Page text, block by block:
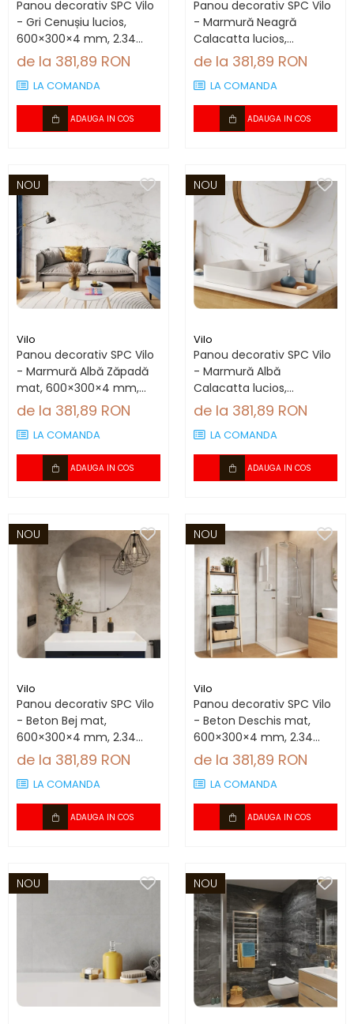
Panou decorativ SPC Vilo
- Gri Cenușiu lucios,
600×300×4 mm, 2.34
mp/cutie (13 panouri)
de la 381,89 RON
LA COMANDA
ADAUGA IN COS
Panou decorativ SPC Vilo
- Marmură Neagră
Calacatta lucios,
600×300×4 mm, 2.34
mp/cutie (13 panouri)
de la 381,89 RON
LA COMANDA
ADAUGA IN COS
NOU
Vilo
Panou decorativ SPC Vilo
- Marmură Albă Zăpadă
mat, 600×300×4 mm,
2.34 mp/cutie (13
de la 381,89 RON
LA COMANDA
ADAUGA IN COS
NOU
Vilo
Panou decorativ SPC Vilo
- Marmură Albă
Calacatta lucios,
600×300×4 mm, 2.34
mp/cutie (13 panouri)
de la 381,89 RON
LA COMANDA
ADAUGA IN COS
NOU
Vilo
Panou decorativ SPC Vilo
- Beton Bej mat,
600×300×4 mm, 2.34
mp/cutie (13 panouri)
de la 381,89 RON
LA COMANDA
ADAUGA IN COS
NOU
Vilo
Panou decorativ SPC Vilo
- Beton Deschis mat,
600×300×4 mm, 2.34
mp/cutie (13 panouri)
de la 381,89 RON
LA COMANDA
ADAUGA IN COS
NOU NOU